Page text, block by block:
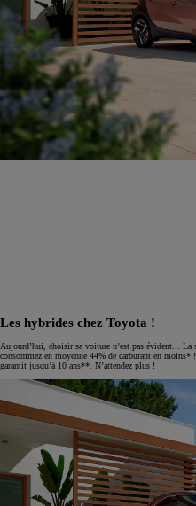
Les hybrides chez Toyota !
Aujourd’hui, choisir sa voiture n’est pas évident...
consommez en moyenne 44% de carburant en
garantit jusqu’à 10 ans**. N’attendez plus !